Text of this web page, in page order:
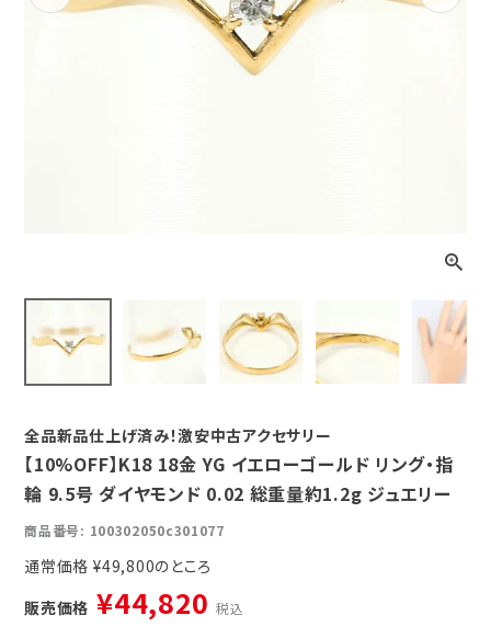
Previous Next
全品新品仕上げ済み！激安中古アクセサリー
【10%OFF】K18 18金 YG イエローゴールド リング・指
輪 9.5号 ダイヤモンド 0.02 総重量約1.2g ジュエリー
商品番号 100302050c301077
通常価格 ¥49,800
販売価格 ¥44,820 税込